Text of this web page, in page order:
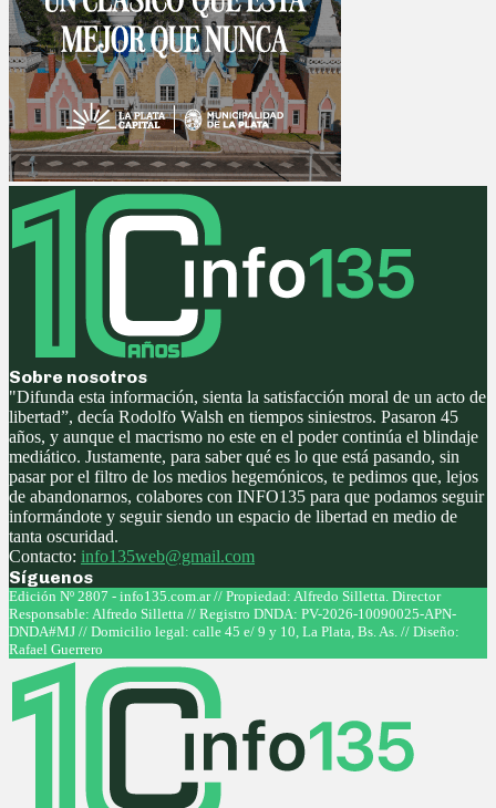
Sobre nosotros
"Difunda esta información, sienta la satisfacción moral de un acto de
libertad”, decía Rodolfo Walsh en tiempos siniestros. Pasaron 45
años, y aunque el macrismo no este en el poder continúa el blindaje
mediático. Justamente, para saber qué es lo que está pasando, sin
pasar por el filtro de los medios hegemónicos, te pedimos que, lejos
de abandonarnos, colabores con INFO135 para que podamos seguir
informándote y seguir siendo un espacio de libertad en medio de
tanta oscuridad.
Contacto: info135web@gmail.com
Síguenos
Facebook
Twitter
Instagram
Youtube
Edición Nº 2807 - info135.com.ar // Propiedad: Alfredo Silletta. Director
Responsable: Alfredo Silletta // Registro DNDA: PV-2026-10090025-APN-
DNDA#MJ // Domicilio legal: calle 45 e/ 9 y 10, La Plata, Bs. As. // Diseño:
Rafael Guerrero